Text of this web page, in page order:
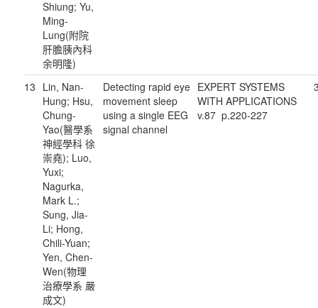
Shiung; Yu,
Ming-
Lung(附院
肝膽胰內科
余明隆)
13 Lin, Nan-
Hung; Hsu,
Chung-
Yao(醫學系
神經學科 徐
崇堯); Luo,
Yuxi;
Nagurka,
Mark L.;
Sung, Jia-
Li; Hong,
Chili-Yuan;
Yen, Chen-
Wen(物理
治療學系 嚴
成文)
Detecting rapid eye
movement sleep
using a single EEG
signal channel
EXPERT SYSTEMS
WITH APPLICATIONS
v.87 p.220-227